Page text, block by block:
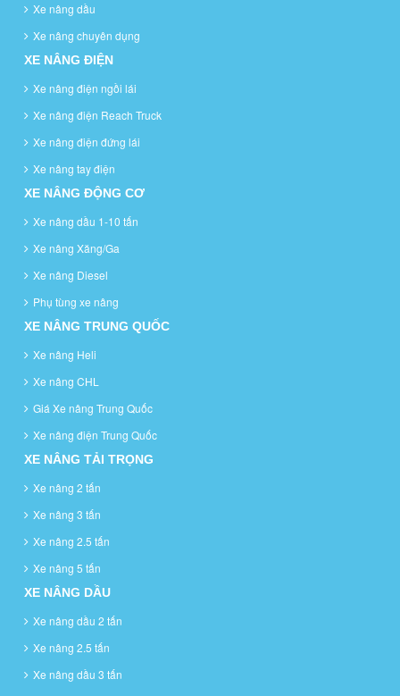
Xe nâng dầu
Xe nâng chuyên dụng
XE NÂNG ĐIỆN
Xe nâng điện ngồi lái
Xe nâng điện Reach Truck
Xe nâng điện đứng lái
Xe nâng tay điện
XE NÂNG ĐỘNG CƠ
Xe nâng dầu 1-10 tấn
Xe nâng Xăng/Ga
Xe nâng Diesel
Phụ tùng xe nâng
XE NÂNG TRUNG QUỐC
Xe nâng Heli
Xe nâng CHL
Giá Xe nâng Trung Quốc
Xe nâng điện Trung Quốc
XE NÂNG TẢI TRỌNG
Xe nâng 2 tấn
Xe nâng 3 tấn
Xe nâng 2.5 tấn
Xe nâng 5 tấn
XE NÂNG DẦU
Xe nâng dầu 2 tấn
Xe nâng 2.5 tấn
Xe nâng dầu 3 tấn